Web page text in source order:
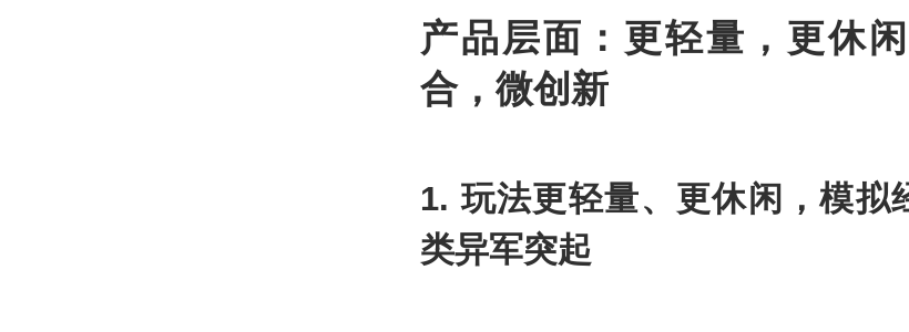
产品层面：更轻量，更休
合，微创新
1. 玩法更轻量、更休闲，模拟
类异军突起